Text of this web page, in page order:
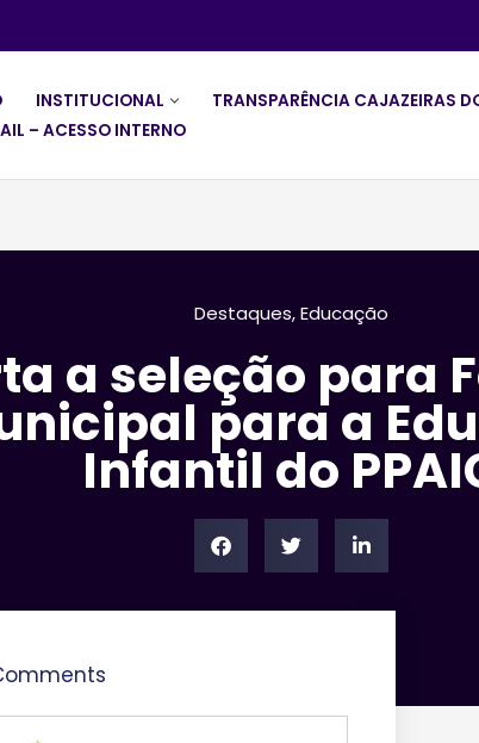
INSTITUCIONAL TRANSPARÊNCIA CAJAZEIRAS
– ACESSO INTERNO
Destaques,Educação
a seleção para
para a
Infantil do